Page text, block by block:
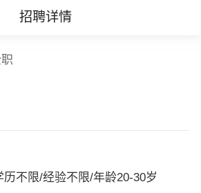
招聘详情
不限/经验不限/年龄20-30岁